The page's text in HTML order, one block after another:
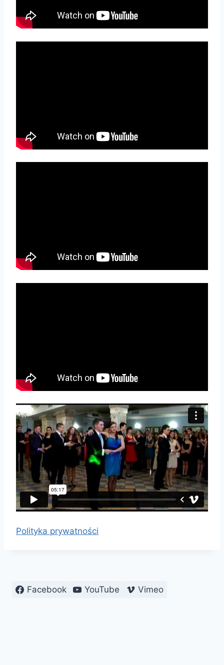
Polityka prywatności
Facebook YouTube Vimeo